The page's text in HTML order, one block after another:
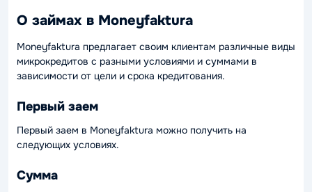
О займах в Moneyfaktura
Moneyfaktura предлагает своим клиентам различные виды
микрокредитов с разными условиями и суммами в
зависимости от цели и срока кредитования.
Первый заем
Первый заем в Moneyfaktura можно получить на
следующих условиях.
Сумма